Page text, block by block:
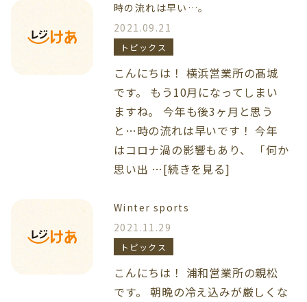
時の流れは早い…。
2021.09.21
トピックス
こんにちは！ 横浜営業所の髙城
です。 もう10月になってしまい
ますね。 今年も後3ヶ月と思う
と…時の流れは早いです！ 今年
はコロナ渦の影響もあり、 「何か
思い出 …[続きを見る]
Winter sports
2021.11.29
トピックス
こんにちは！ 浦和営業所の親松
です。 朝晩の冷え込みが厳しくな